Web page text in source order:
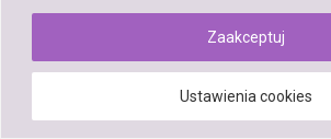
Ustawienia cookies
Zaakceptuj